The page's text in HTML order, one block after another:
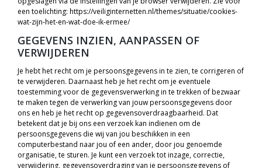
een toelichting: https://veiliginternetten.nl/themes/situatie/cookies-
wat-zijn-het-en-wat-doe-ik-ermee/
GEGEVENS INZIEN, AANPASSEN OF
VERWIJDEREN
Je hebt het recht om je persoonsgegevens in te zien, te corrigeren of
te verwijderen. Daarnaast heb je het recht om je eventuele
toestemming voor de gegevensverwerking in te trekken of bezwaar
te maken tegen de verwerking van jouw persoonsgegevens door
ons en heb je het recht op gegevensoverdraagbaarheid. Dat
betekent dat je bij ons een verzoek kan indienen om de
persoonsgegevens die wij van jou beschikken in een
computerbestand naar jou of een ander, door jou genoemde
organisatie, te sturen. Je kunt een verzoek tot inzage, correctie,
verwijdering, gegevensoverdraging van je persoonsgegevens of